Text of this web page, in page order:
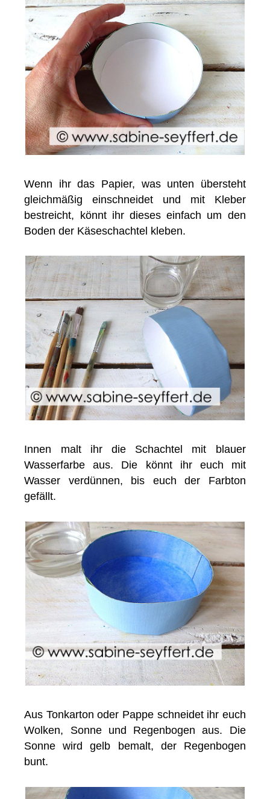
Wenn ihr das Papier, was unten übersteht
gleichmäßig einschneidet und mit Kleber
bestreicht, könnt ihr dieses einfach um den
Boden der Käseschachtel kleben.
Innen malt ihr die Schachtel mit blauer
Wasserfarbe aus. Die könnt ihr euch mit
Wasser verdünnen, bis euch der Farbton
gefällt.
Aus Tonkarton oder Pappe schneidet ihr euch
Wolken, Sonne und Regenbogen aus. Die
Sonne wird gelb bemalt, der Regenbogen
bunt.